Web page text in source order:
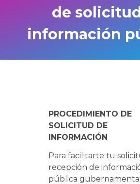
de
información
PROCEDIMIENTO DE
SOLICITUD DE
INFORMACIÓN
Para facilitarte tu
recepción de
pública